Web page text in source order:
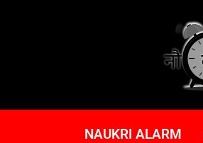
NAUKRI ALARM